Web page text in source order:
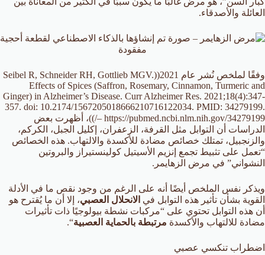
العائلة والأصدقاء.
وفقًا لملخص نُشر عام 2021((Seibel R, Schneider RH, Gottlieb MGV.
Effects of Spices (Saffron, Rosemary, Cinnamon, Turmeric and
Ginger) in Alzheimer’s Disease. Curr Alzheimer Res. 2021;18(4):347-
357. doi: 10.2174/1567205018666210716122034. PMID: 34279199.
– https://pubmed.ncbi.nlm.nih.gov/34279199/))، أظهرت بعض
الدراسات أن التوابل مثل القرفة، الزعفران، إكليل الجبل، الكركم،
والزنجبيل، تمتلك خصائص مضادة للأكسدة والالتهاب. هذه الخصائص
“تعمل على تثبيط تجمع إنزيم الأسيتيل كولينستيراز والبروتين
النشواني” في مرض الزهايمر.
ويذكر نفس الملخص أيضًا أنه على الرغم من وجود نقص ما في الأدلة
القوية بشأن تأثير هذه التوابل في الانحلال العصبي، إلا أن ما يُقترح هو
أن هذه التوابل تحتوي على “مركبات نشطة بيولوجيًا ذات تأثيرات
مضادة للالتهاب والأكسدة مرتبطة بالحماية العصبية“.
اضطراب تنكسي عصبي